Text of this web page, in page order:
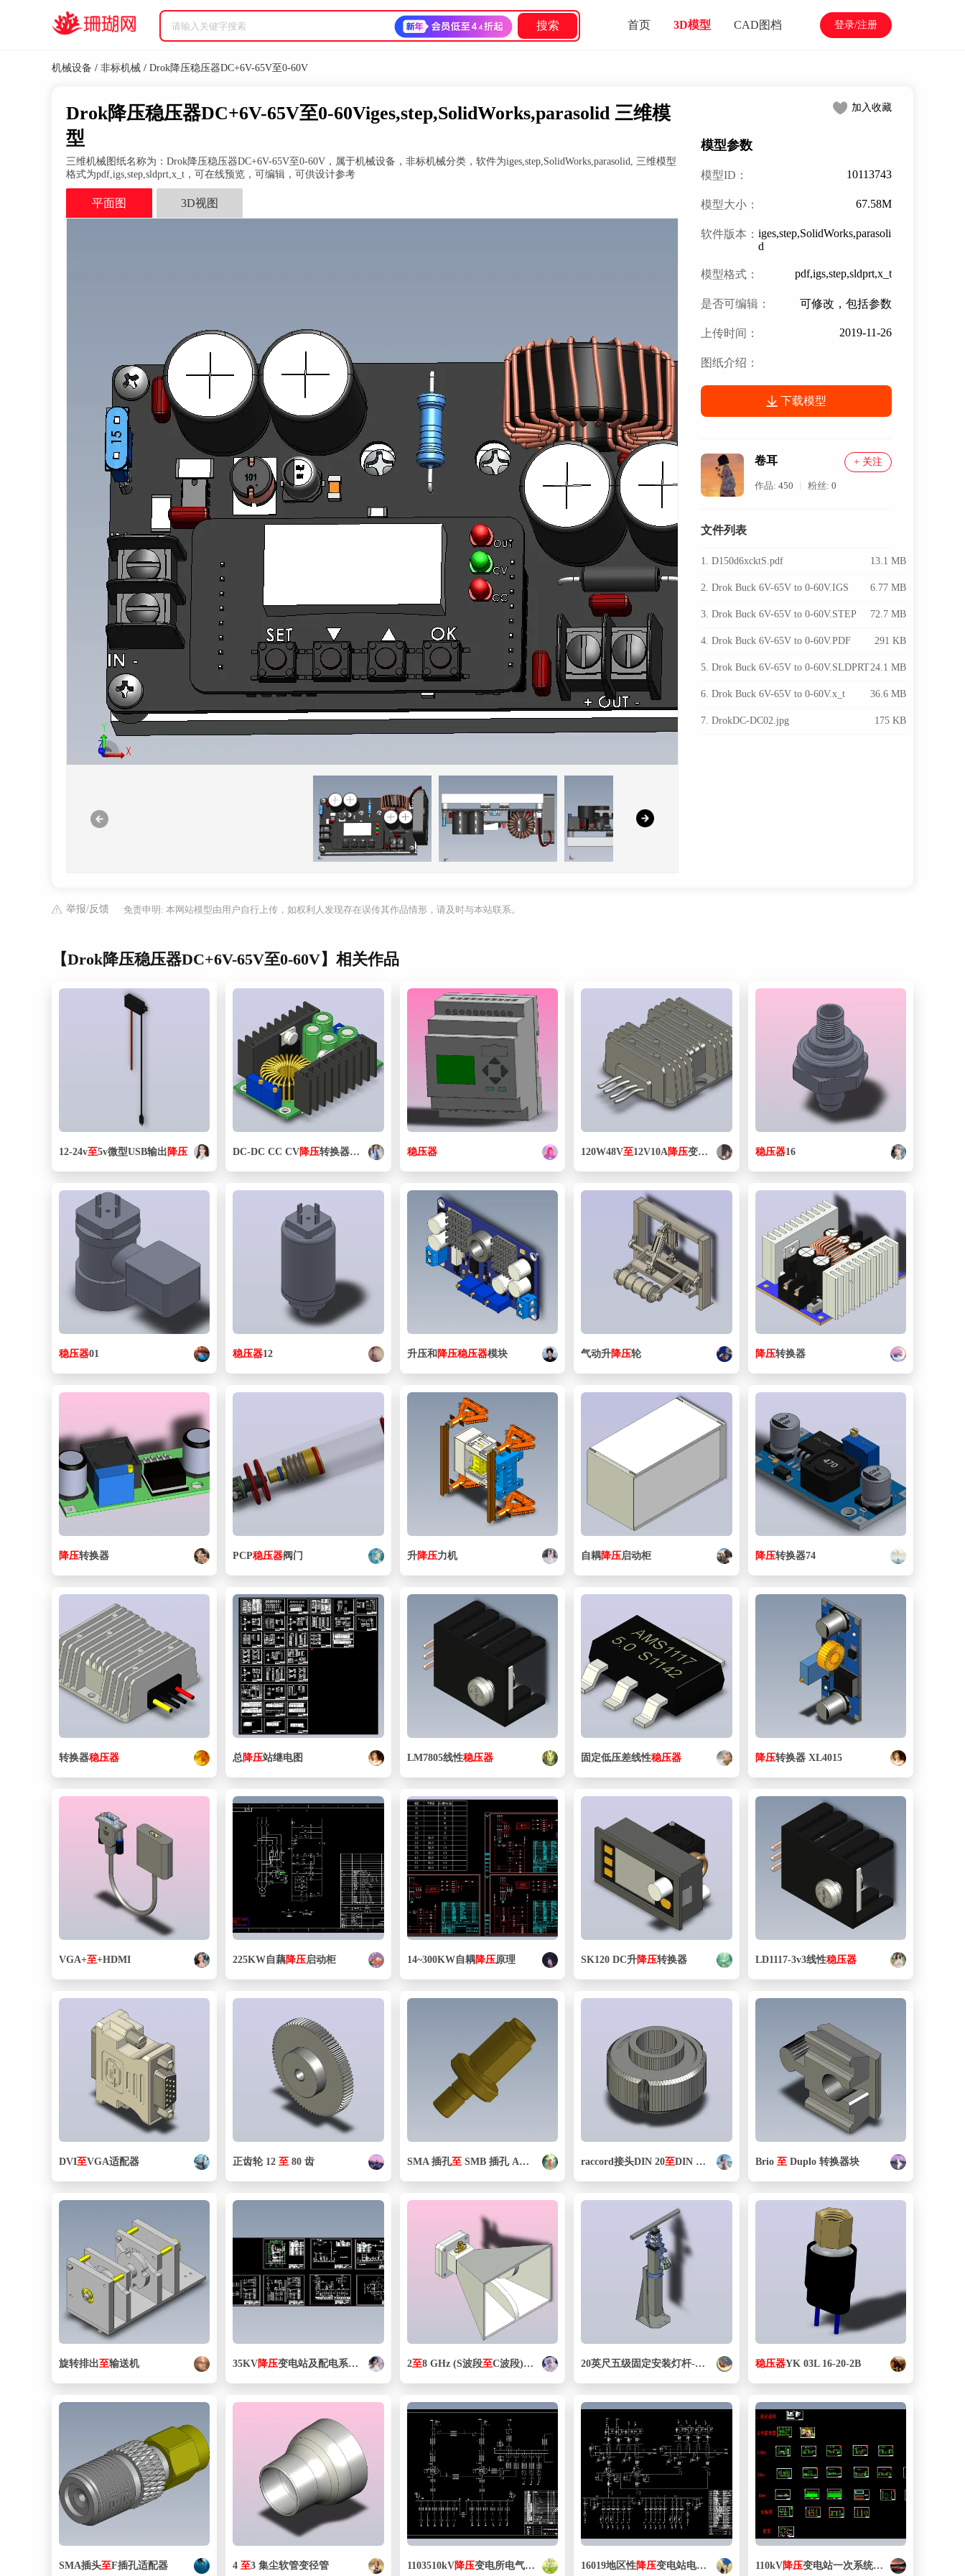
搜索 首页 3D模型 CAD图档 登录/注册
机械设备 / 非标机械 / Drok降压稳压器DC+6V-65V至0-60V
Drok降压稳压器DC+6V-65V至0-60Viges,step,SolidWorks,parasolid 三维模
型
三维机械图纸名称为：Drok降压稳压器DC+6V-65V至0-60V，属于机械设备，非标机械分类，软件为iges,step,SolidWorks,parasolid, 三维模型
格式为pdf,igs,step,sldprt,x_t，可在线预览，可编辑，可供设计参考
平面图 3D视图
加入收藏
模型参数
模型ID： 10113743
模型大小： 67.58M
软件版本：iges,step,SolidWorks,parasoli
d
模型格式： pdf,igs,step,sldprt,x_t
是否可编辑： 可修改，包括参数
上传时间： 2019-11-26
图纸介绍：
下载模型
卷耳
作品:450 粉丝:0
+ 关注
文件列表
1. D150d6xcktS.pdf 13.1 MB
2. Drok Buck 6V-65V to 0-60V.IGS 6.77 MB
3. Drok Buck 6V-65V to 0-60V.STEP 72.7 MB
4. Drok Buck 6V-65V to 0-60V.PDF 291 KB
5. Drok Buck 6V-65V to 0-60V.SLDPRT24.1 MB
6. Drok Buck 6V-65V to 0-60V.x_t 36.6 MB
7. DrokDC-DC02.jpg 175 KB
举报/反馈 免责申明: 本网站模型由用户自行上传，如权利人发现存在误传其作品情形，请及时与本站联系。
【Drok降压稳压器DC+6V-65V至0-60V】相关作品
12-24v至5v微型USB输出 降压 DC-DC CC CV降压转换器降压电源模块7-40V至
稳压器 120W48V至12V10A 降压变压器稳压电源 稳压器16
稳压器01 稳压器12 升压和 降压稳压器模块 气动升降压轮 降压转换器
降压转换器 PCP稳压器阀门 升降压力机 自耦降压启动柜 降压转换器74
转换器稳压器 总 降压站继电图 LM7805线性稳压器 固定低压差线性稳压器 降压转换器 XL4015
VGA+至+HDMI 225KW自藕降压启动柜 14~300KW自耦降压原理 SK120 DC升降压转换器 LD1117-3v3线性稳压器
DVI至VGA适配器 正齿轮 12至 80 齿 SMA 插孔至SMB 插孔 AMPHENOL raccord接头DIN 20至DIN 100 Brio 至Duplo 转换器块
旋转排出至输送机 35KV降压变电站及配电系统设计 2至8 GHz (S波段至C波段)双脊喇叭3D打印宽带天线 20英尺五级固定安装灯杆-延伸 至20英尺，收缩至6.5英尺防爆
稳压器YK 03L 16-20-2B
SMA插头至F插孔适配器 4至3 集尘软管变径管 1103510kV降压变电所电气部分方案设计 16019地区性降压变电站电气部分 110kV降压变电站一次系统设计